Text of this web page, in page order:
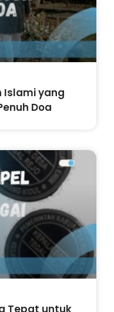
Islami yang
Doa
Tepat untuk